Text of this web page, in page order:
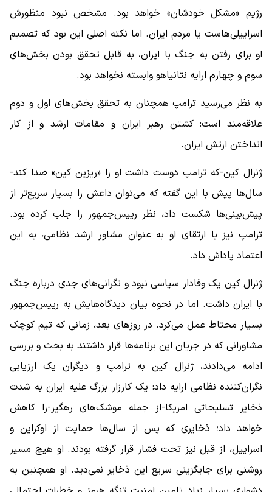
رژیم «مشکل خودشان» خواهد بود. مشخص نبود منظورش
اسراییلی‌هاست یا مردم ایران. اما نکته اصلی این بود که تصمیم
او برای رفتن به جنگ با ایران، به قابل تحقق بودن بخش‌های
سوم و چهارم ارایه نتانیاهو وابسته نخواهد بود.
به نظر می‌رسید ترامپ همچنان به تحقق بخش‌های اول و دوم
علاقه‌مند است: کشتن رهبر ایران و مقامات ارشد و از کار
انداختن ارتش ایران.
ژنرال کین-که ترامپ دوست داشت او را «ریزین کین» صدا کند-
سال‌ها پیش با این گفته که می‌توان داعش را بسیار سریع‌تر از
پیش‌بینی‌ها شکست داد، نظر رییس‌جمهور را جلب کرده بود.
ترامپ نیز با ارتقای او به عنوان مشاور ارشد نظامی، به این
اعتماد پاداش داد.
ژنرال کین یک وفادار سیاسی نبود و نگرانی‌های جدی درباره جنگ
با ایران داشت. اما در نحوه بیان دیدگاه‌هایش به رییس‌جمهور
بسیار محتاط عمل می‌کرد. در روزهای بعد، زمانی که تیم کوچک
مشاورانی که در جریان این برنامه‌ها قرار داشتند به بحث و بررسی
ادامه می‌دادند، ژنرال کین به ترامپ و دیگران یک ارزیابی
نگران‌کننده نظامی ارایه داد: یک کارزار بزرگ علیه ایران به‌ شدت
ذخایر تسلیحاتی امریکا-از جمله موشک‌های رهگیر-را کاهش
خواهد داد؛ ذخایری که پس از سال‌ها حمایت از اوکراین و
اسراییل، از قبل نیز تحت فشار قرار گرفته بودند. او هیچ مسیر
روشنی برای جایگزینی سریع این ذخایر نمی‌دید. او همچنین به